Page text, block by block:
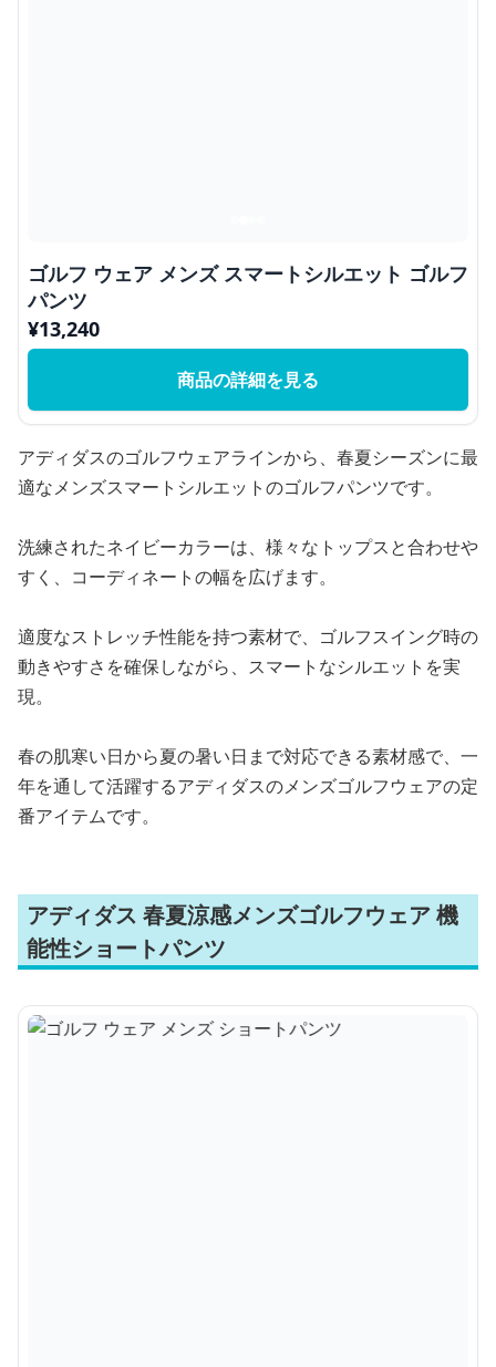
ゴルフ ウェア メンズ スマートシルエット ゴルフ
パンツ
¥13,240
商品の詳細を見る
アディダスのゴルフウェアラインから、春夏シーズンに最
適なメンズスマートシルエットのゴルフパンツです。
洗練されたネイビーカラーは、様々なトップスと合わせや
すく、コーディネートの幅を広げます。
適度なストレッチ性能を持つ素材で、ゴルフスイング時の
動きやすさを確保しながら、スマートなシルエットを実
現。
春の肌寒い日から夏の暑い日まで対応できる素材感で、一
年を通して活躍するアディダスのメンズゴルフウェアの定
番アイテムです。
アディダス 春夏涼感メンズゴルフウェア 機
能性ショートパンツ